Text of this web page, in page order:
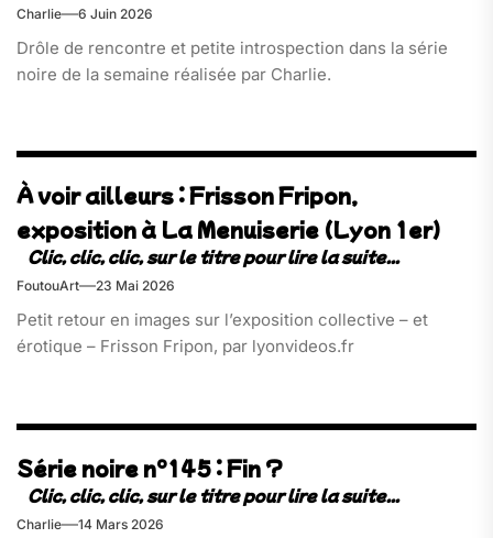
Charlie 6 Juin 2026
Drôle de rencontre et petite introspection dans la série
noire de la semaine réalisée par Charlie.
À voir ailleurs : Frisson Fripon,
exposition à La Menuiserie (Lyon 1er)
FoutouArt 23 Mai 2026
Petit retour en images sur l’exposition collective – et
érotique – Frisson Fripon, par lyonvideos.fr
Série noire n°145 : Fin ?
Charlie 14 Mars 2026